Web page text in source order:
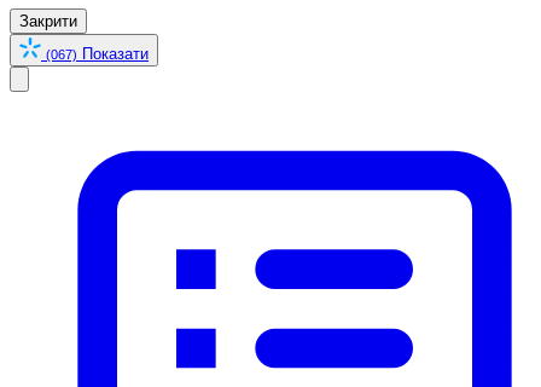
Закрити
(067) Показати